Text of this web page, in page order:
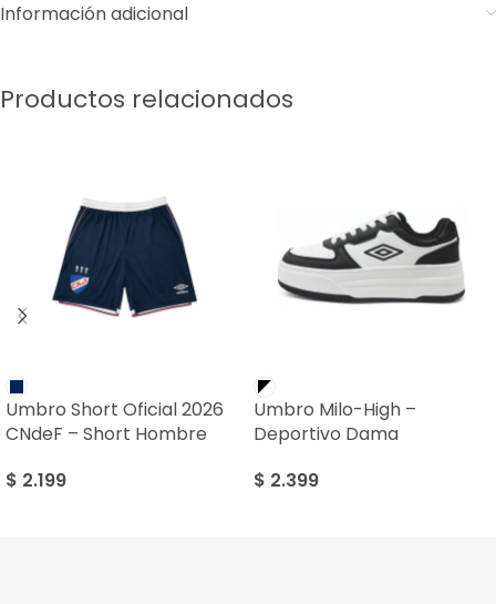
Información adicional
Productos relacionados
Umbro Short Oficial 2026
CNdeF – Short Hombre
$ 2.199
Umbro Milo-High –
Deportivo Dama
$ 2.399